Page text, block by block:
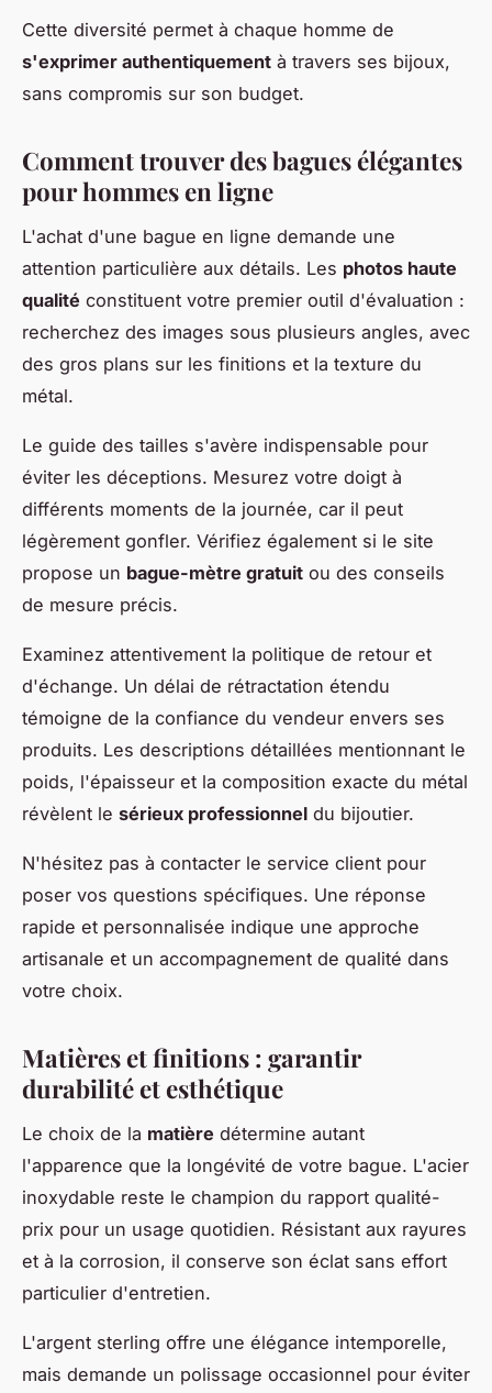
Cette diversité permet à chaque homme de
s'exprimer authentiquement à travers ses bijoux,
sans compromis sur son budget.
Comment trouver des bagues élégantes
pour hommes en ligne
L'achat d'une bague en ligne demande une
attention particulière aux détails. Les photos haute
qualité constituent votre premier outil d'évaluation :
recherchez des images sous plusieurs angles, avec
des gros plans sur les finitions et la texture du
métal.
Le guide des tailles s'avère indispensable pour
éviter les déceptions. Mesurez votre doigt à
différents moments de la journée, car il peut
légèrement gonfler. Vérifiez également si le site
propose un bague-mètre gratuit ou des conseils
de mesure précis.
Examinez attentivement la politique de retour et
d'échange. Un délai de rétractation étendu
témoigne de la confiance du vendeur envers ses
produits. Les descriptions détaillées mentionnant le
poids, l'épaisseur et la composition exacte du métal
révèlent le sérieux professionnel du bijoutier.
N'hésitez pas à contacter le service client pour
poser vos questions spécifiques. Une réponse
rapide et personnalisée indique une approche
artisanale et un accompagnement de qualité dans
votre choix.
Matières et finitions : garantir
durabilité et esthétique
Le choix de la matière détermine autant
l'apparence que la longévité de votre bague. L'acier
inoxydable reste le champion du rapport qualité-
prix pour un usage quotidien. Résistant aux rayures
et à la corrosion, il conserve son éclat sans effort
particulier d'entretien.
L'argent sterling offre une élégance intemporelle,
mais demande un polissage occasionnel pour éviter